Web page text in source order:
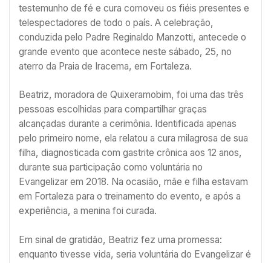
testemunho de fé e cura comoveu os fiéis presentes e
telespectadores de todo o país. A celebração,
conduzida pelo Padre Reginaldo Manzotti, antecede o
grande evento que acontece neste sábado, 25, no
aterro da Praia de Iracema, em Fortaleza.
Beatriz, moradora de Quixeramobim, foi uma das três
pessoas escolhidas para compartilhar graças
alcançadas durante a cerimônia. Identificada apenas
pelo primeiro nome, ela relatou a cura milagrosa de sua
filha, diagnosticada com gastrite crônica aos 12 anos,
durante sua participação como voluntária no
Evangelizar em 2018. Na ocasião, mãe e filha estavam
em Fortaleza para o treinamento do evento, e após a
experiência, a menina foi curada.
Em sinal de gratidão, Beatriz fez uma promessa:
enquanto tivesse vida, seria voluntária do Evangelizar é